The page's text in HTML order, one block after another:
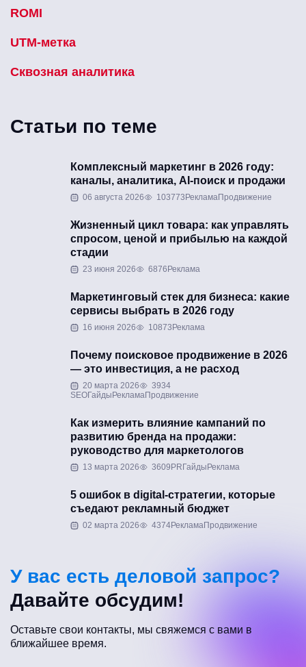
ROMI
UTM-метка
Сквозная аналитика
Статьи по теме
Комплексный маркетинг в 2026 году:
каналы, аналитика, AI-поиск и продажи
06 августа 2026 103773 РекламаПродвижение
Жизненный цикл товара: как управлять
спросом, ценой и прибылью на каждой
стадии
23 июня 2026 6876 Реклама
Маркетинговый стек для бизнеса: какие
сервисы выбрать в 2026 году
16 июня 2026 10873 Реклама
Почему поисковое продвижение в 2026
— это инвестиция, а не расход
20 марта 2026
3934
SEOГайды РекламаПродвижение
Как измерить влияние кампаний по
развитию бренда на продажи:
руководство для маркетологов
13 марта 2026 3609 PR Гайды Реклама
5 ошибок в digital-стратегии, которые
съедают рекламный бюджет
02 марта 2026 4374РекламаПродвижение
У вас есть деловой запрос?
Давайте обсудим!
Оставьте свои контакты, мы свяжемся с вами в
ближайшее время.